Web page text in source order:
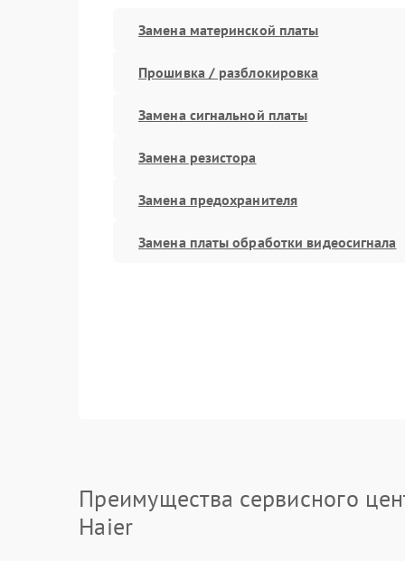
Замена материнской платы
Прошивка / разблокировка
Замена сигнальной платы
Замена резистора
Замена предохранителя
Замена платы обработки видеосигнала
Преимущества сервисного
Haier